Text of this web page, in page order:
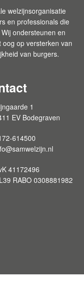
welzijnsorganisatie
en professionals die
ondersteunen en
op versterken van
van burgers.
1
EV Bodegraven
614500
41172496
RABO 0308881982